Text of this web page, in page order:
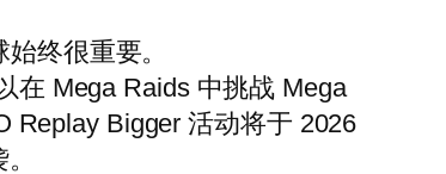
终很重要。
在 Mega Raids 中挑战 Mega
Replay Bigger 活动将于 2026